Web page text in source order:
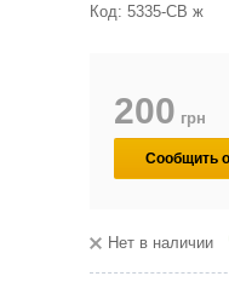
Код: 5335-CB ж
200 грн
Сообщить
Нет в наличии